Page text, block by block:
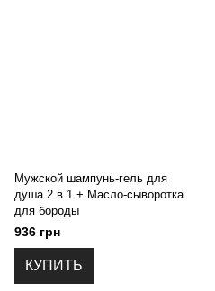
Мужской шампунь-гель для
душа 2 в 1 + Масло-сыворотка
для бороды
936 грн
КУПИТЬ